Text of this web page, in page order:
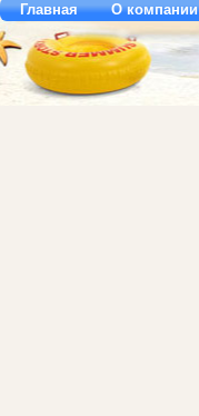
Главная О компании